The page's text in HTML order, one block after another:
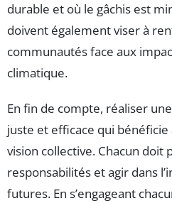
durable et où le gâchis est
doivent également viser à
communautés face aux
climatique.
En fin de compte, réaliser
juste et efficace qui
vision collective. Chacun doit
responsabilités et agir dans
futures. En s’engageant